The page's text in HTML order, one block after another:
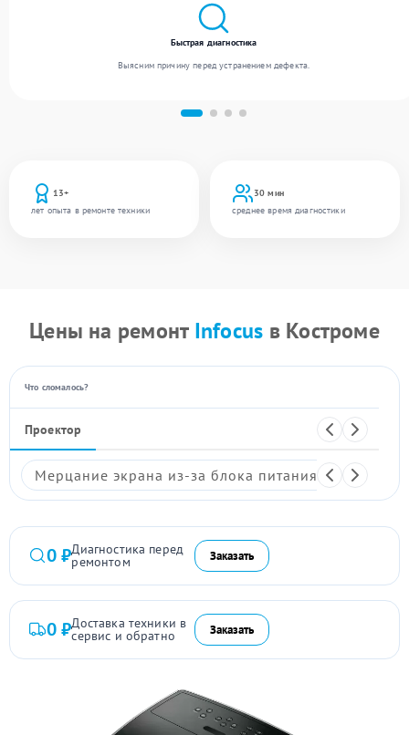
13+
лет опыта в ремонте техники
30 мин
среднее время диагностики
Быстрая диагностика
Выясним причину перед устранением дефекта.
Цены на ремонт Infocus в Костроме
Что сломалось?
Проектор
Мерцание экрана из-за блока питания
0 ₽Диагностика перед
ремонтом Заказать
0 ₽Доставка техники в
сервис и обратно Заказать